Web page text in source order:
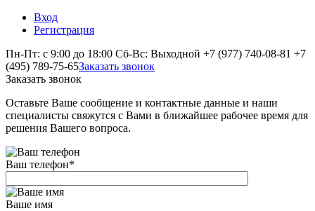
Вход
Регистрация
Пн-Пт: с 9:00 до 18:00 Сб-Вс: Выходной +7 (977) 740-08-81 +7
(495) 789-75-65Заказать звонок
Заказать звонок
Оставьте Ваше сообщение и контактные данные и наши
специалисты свяжутся с Вами в ближайшее рабочее время для
решения Вашего вопроса.
Ваш телефон*
Ваше имя